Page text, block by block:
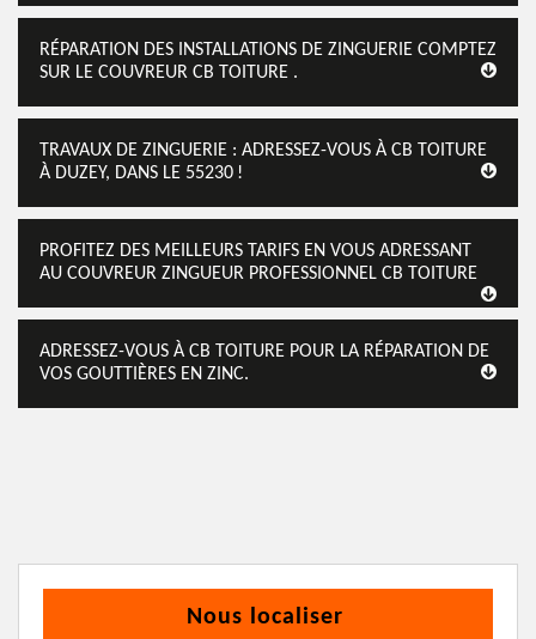
RÉPARATION DES INSTALLATIONS DE ZINGUERIE COMPTEZ
SUR LE COUVREUR CB TOITURE .
TRAVAUX DE ZINGUERIE : ADRESSEZ-VOUS À CB TOITURE
À DUZEY, DANS LE 55230 !
PROFITEZ DES MEILLEURS TARIFS EN VOUS ADRESSANT
AU COUVREUR ZINGUEUR PROFESSIONNEL CB TOITURE
ADRESSEZ-VOUS À CB TOITURE POUR LA RÉPARATION DE
VOS GOUTTIÈRES EN ZINC.
Nous localiser